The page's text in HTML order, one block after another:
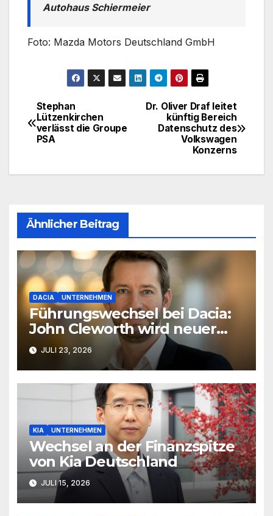
Autohaus Schiermeier
Foto: Mazda Motors Deutschland GmbH
Beitragsnavigation
Dr. Oliver Draf leitet
künftig Bereich
Datenschutz des
Volkswagen
Konzerns
Stephan
Lützenkirchen
verlässt die Groupe
PSA
Ähnlicher Beitrag
DACIA UNTERNEHMEN
Führungswechsel bei Dacia:
John Cleworth wird neuer
Produktchef
JULI 23, 2026
KIA UNTERNEHMEN
Wechsel an der Finanzspitze
von Kia Deutschland
JULI 15, 2026